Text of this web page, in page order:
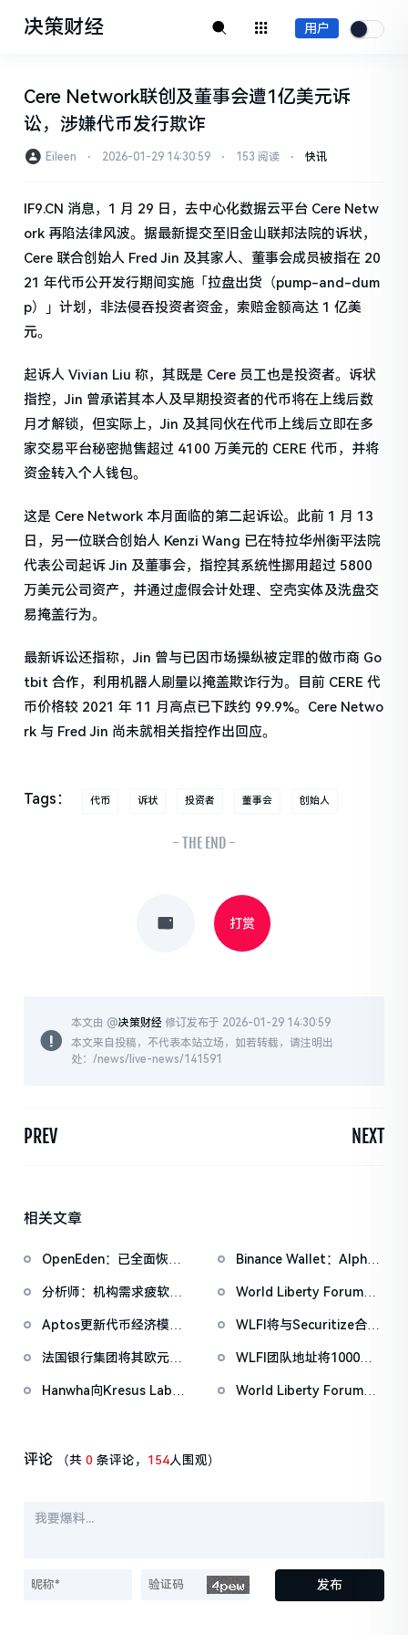
决策财经 用户
Cere Network联创及董事会遭1亿美元诉
讼，涉嫌代币发行欺诈
Eileen ⋅ 2026-01-29 14:30:59 ⋅ 153 阅读 ⋅ 快讯
IF9.CN 消息，1 月 29 日，去中心化数据云平台 Cere Netw
ork 再陷法律风波。据最新提交至旧金山联邦法院的诉状，
Cere 联合创始人 Fred Jin 及其家人、董事会成员被指在 20
21 年代币公开发行期间实施「拉盘出货（pump-and-dum
p）」计划，非法侵吞投资者资金，索赔金额高达 1 亿美
元。
起诉人 Vivian Liu 称，其既是 Cere 员工也是投资者。诉状
指控，Jin 曾承诺其本人及早期投资者的代币将在上线后数
月才解锁，但实际上，Jin 及其同伙在代币上线后立即在多
家交易平台秘密抛售超过 4100 万美元的 CERE 代币，并将
资金转入个人钱包。
这是 Cere Network 本月面临的第二起诉讼。此前 1 月 13
日，另一位联合创始人 Kenzi Wang 已在特拉华州衡平法院
代表公司起诉 Jin 及董事会，指控其系统性挪用超过 5800
万美元公司资产，并通过虚假会计处理、空壳实体及洗盘交
易掩盖行为。
最新诉讼还指称，Jin 曾与已因市场操纵被定罪的做市商 Go
tbit 合作，利用机器人刷量以掩盖欺诈行为。目前 CERE 代
币价格较 2021 年 11 月高点已下跌约 99.9%。Cere Netwo
rk 与 Fred Jin 尚未就相关指控作出回应。
Tags： 代币 诉状 投资者 董事会 创始人
- THE END -
打赏
本文由 @决策财经 修订发布于 2026-01-29 14:30:59
本文来自投稿，不代表本站立场，如若转载，请注明出
处：/news/live-news/141591
PREV NEXT
相关文章
OpenEden：已全面恢复
核心系统安全
Binance Wallet：Alpha
放申领，积分门槛242分
分析师：机构需求疲软叠
市场面临双重抛压
World Liberty Forum政
总
Aptos更新代币经济模
金会永久锁定2.1亿APT
WLFI将与Securitize合
际酒店及度假村进行代币
化
法国银行集团将其欧元稳
Ledger
WLFI团队地址将1000万
Hanwha向Kresus Labs
World Liberty Forum开
评论 （共0 条评论， 154人围观）
发布